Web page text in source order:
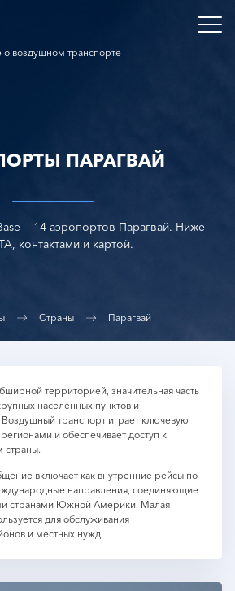
о воздушном транспорте
ПАРАГВАЙ
— 14 аэропортов Парагвай. Ниже —
контактами и картой.
Страны Парагвай
территорией, значительная часть
населённых пунктов и
Воздушный транспорт играет ключевую
и обеспечивает доступ к
страны.
включает как внутренние рейсы по
направления, соединяющие
странами Южной Америки. Малая
для обслуживания
и местных нужд.